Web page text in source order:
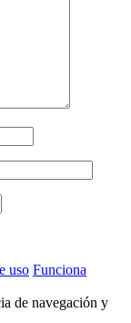
uso Funciona
de navegación y